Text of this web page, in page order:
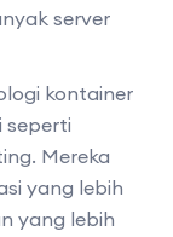
server
kontainer
seperti
Mereka
yang lebih
yang lebih